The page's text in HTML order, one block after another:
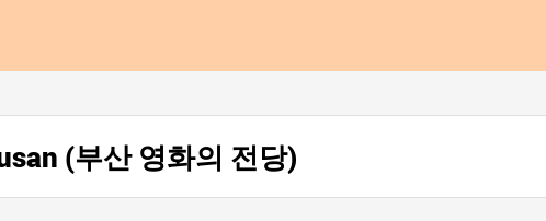
(부산 영화의 전당)